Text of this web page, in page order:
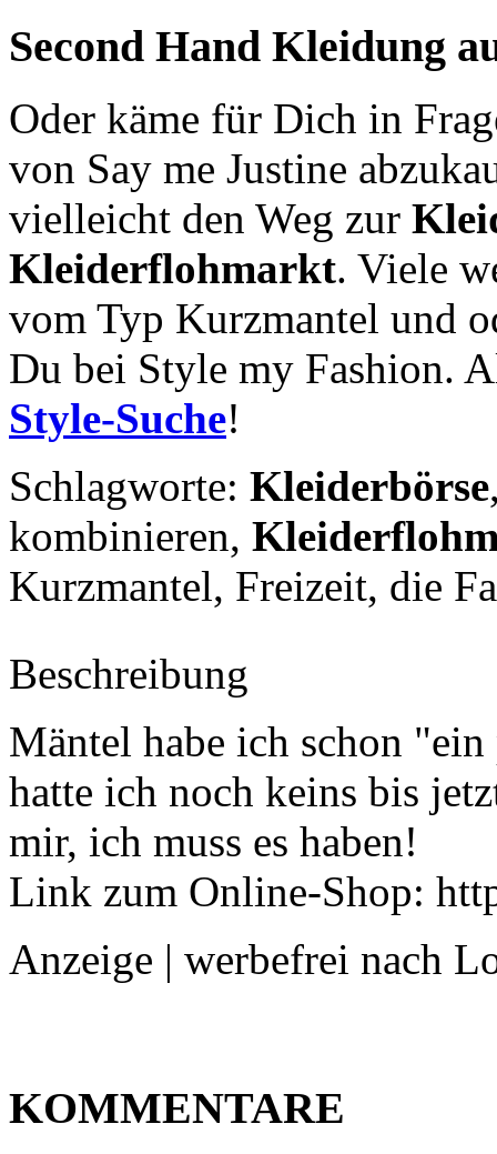
Second Hand Kleidung
Oder käme für Dich in
von Say me Justine
vielleicht den Weg zur
Kleiderflohmarkt. Viele
vom Typ Kurzmantel und
Du bei Style my Fashion.
Style-Suche!
Schlagworte: Kleiderbörse
kombinieren,
Kurzmantel, Freizeit, die
Beschreibung
Mäntel habe ich schon
hatte ich noch keins bis
mir, ich muss es haben!
Link zum Online-Shop:
Anzeige | werbefrei nach
KOMMENTARE